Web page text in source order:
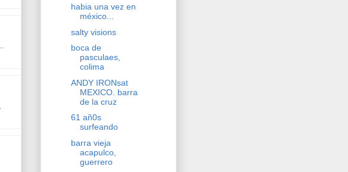
habia una vez en
méxico...
salty visions
boca de
pasculaes,
colima
ANDY IRONsat
MEXICO. barra
de la cruz
61 añ0s
surfeando
barra vieja
acapulco,
guerrero